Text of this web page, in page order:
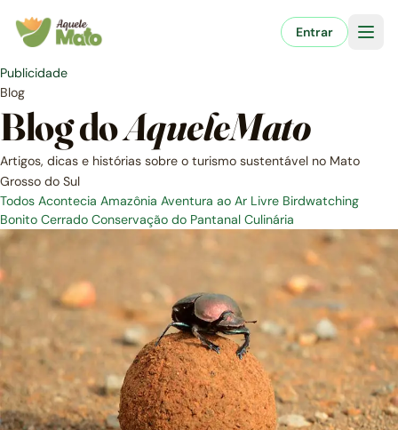
para
conteúdo
Entrar
Publicidade
Blog
Blog doAqueleMato
Artigos, dicas e histórias sobre o turismo sustentável no Mato
Grosso do Sul
Todos Acontecia Amazônia Aventura ao Ar Livre Birdwatching
Bonito Cerrado Conservação do Pantanal Culinária